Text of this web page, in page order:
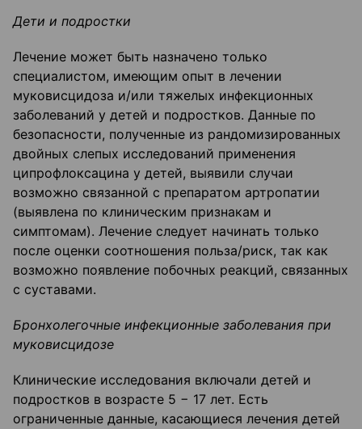
Дети и подростки
Лечение может быть назначено только
специалистом, имеющим опыт в лечении
муковисцидоза и/или тяжелых инфекционных
заболеваний у детей и подростков. Данные по
безопасности, полученные из рандомизированных
двойных слепых исследований применения
ципрофлоксацина у детей, выявили случаи
возможно связанной с препаратом артропатии
(выявлена по клиническим признакам и
симптомам). Лечение следует начинать только
после оценки соотношения польза/риск, так как
возможно появление побочных реакций, связанных
с суставами.
Бронхолегочные инфекционные заболевания при
муковисцидозе
Клинические исследования включали детей и
подростков в возрасте 5 − 17 лет. Есть
ограниченные данные, касающиеся лечения детей